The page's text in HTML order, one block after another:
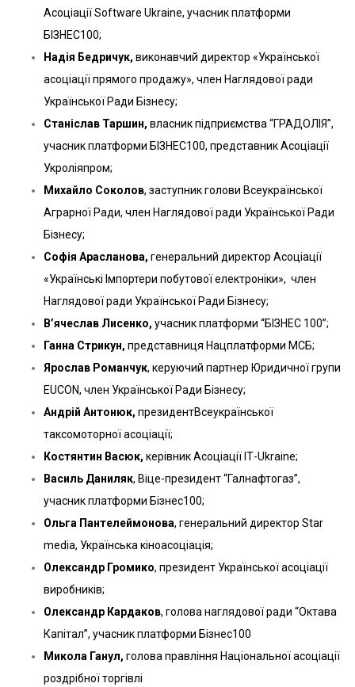
Асоціації Software Ukraine, учасник платформи
БІЗНЕС100;
Надія Бедричук, виконавчий директор «Української
асоціації прямого продажу», член Наглядової ради
Української Ради Бізнесу;
Станіслав Таршин, власник підприємства “ГРАДОЛІЯ”,
учасник платформи БІЗНЕС100, представник Асоціації
Укроліяпром;
Михайло Соколов, заступник голови Всеукраїнської
Аграрної Ради, член Наглядової ради Української Ради
Бізнесу;
Софія Арасланова, генеральний директор Асоціації
«Українські Імпортери побутової електроніки», член
Наглядової ради Української Ради Бізнесу;
В’ячеслав Лисенко, учасник платформи “БІЗНЕС 100”;
Ганна Стрикун, представниця Нацплатформи МСБ;
Ярослав Романчук, керуючий партнер Юридичної групи
EUCON, член Української Ради Бізнесу;
Андрій Антонюк, президентВсеукраїнської
таксомоторної асоціації;
Костянтин Васюк, керівник Асоціації ІТ-Ukraine;
Василь Даниляк, Віце-президент “Галнафтогаз”,
учасник платформи Бізнес100;
Ольга Пантелеймонова, генеральний директор Star
media, Українська кіноасоціація;
Олександр Громико, президент Української асоціації
виробників;
Олександр Кардаков, голова наглядової ради “Октава
Капітал”, учасник платформи Бізнес100
Микола Ганул, голова правління Національної асоціації
роздрібної торгівлі